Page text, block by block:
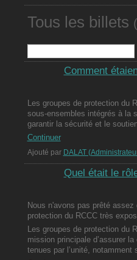
Tous les billets
Comment
Les groupes de protection du
sous-ensembles intégrés à la
garantir la sécurité et le
Continuer
Ajouté par DALAT
Quel était le
Nous n'avons pas prêté
protection du RCCC très
Les groupes de protection du
mission principale d’assurer la
tenues par l’unité,